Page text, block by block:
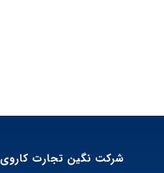
شرکت نگین تجارت کاروی